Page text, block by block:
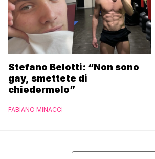
Stefano Belotti: “Non sono
gay, smettete di
chiedermelo”
FABIANO MINACCI